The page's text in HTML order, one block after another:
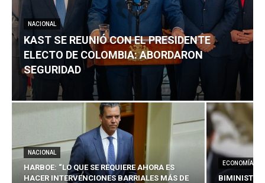
NACIONAL
KAST SE REUNIÓ CON EL PRESIDENTE
ELECTO DE COLOMBIA: ABORDARON
SEGURIDAD
NACIONAL
HARBOE: “LO QUE SE REQUIERE AHORA ES
HACER INTERVENCIONES BARRIALES MÁS DE
ECONOMÍA
BIMINISTRO